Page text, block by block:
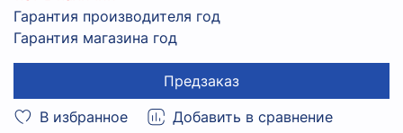
В избранное Добавить в сравнение
Гарантия производителя год
Гарантия магазина год
Предзаказ